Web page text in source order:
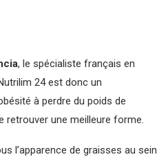
, le spécialiste français en
24 est donc un
à perdre du poids de
retrouver une meilleure forme.
l’apparence de graisses au sein